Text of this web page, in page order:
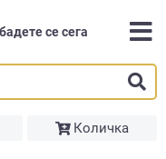
се сега
Количка